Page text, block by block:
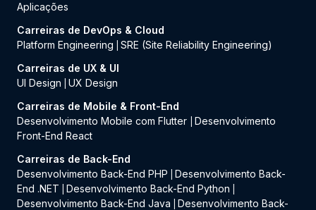
Aplicações
Carreiras de DevOps & Cloud
Platform Engineering
SRE (Site Reliability Engineering)
Carreiras de UX & UI
UI Design
UX Design
Carreiras de Mobile & Front-End
Desenvolvimento Mobile com Flutter
Desenvolvimento
Front-End React
Carreiras de Back-End
Desenvolvimento Back-End PHP
Desenvolvimento Back-
End .NET
Desenvolvimento Back-End Python
Desenvolvimento Back-End Java
Desenvolvimento Back-